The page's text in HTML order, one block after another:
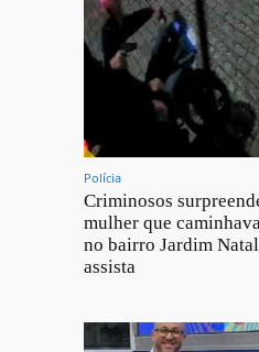
Polícia
Criminosos
mulher que
no bairro Jardim
assista